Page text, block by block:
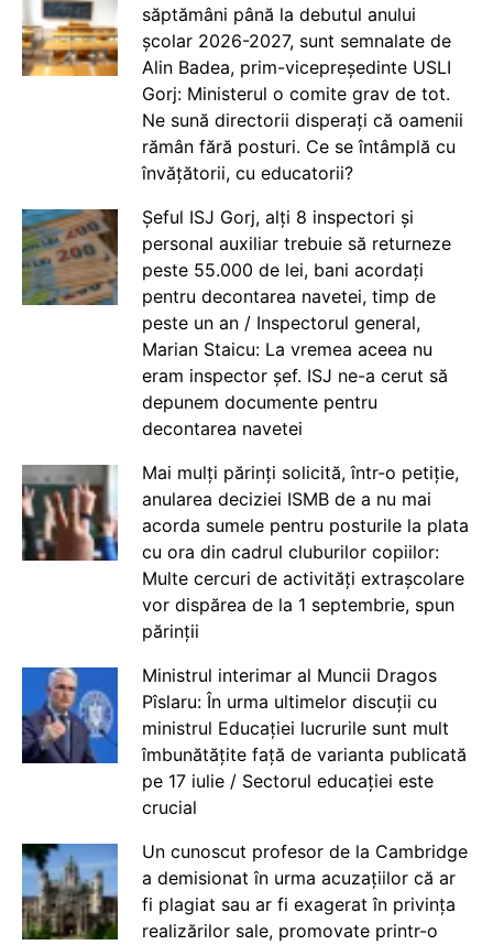
săptămâni până la debutul anului
școlar 2026-2027, sunt semnalate de
Alin Badea, prim-vicepreședinte USLI
Gorj: Ministerul o comite grav de tot.
Ne sună directorii disperați că oamenii
rămân fără posturi. Ce se întâmplă cu
învățătorii, cu educatorii?
Șeful ISJ Gorj, alți 8 inspectori și
personal auxiliar trebuie să returneze
peste 55.000 de lei, bani acordați
pentru decontarea navetei, timp de
peste un an / Inspectorul general,
Marian Staicu: La vremea aceea nu
eram inspector șef. ISJ ne-a cerut să
depunem documente pentru
decontarea navetei
Mai mulți părinți solicită, într-o petiție,
anularea deciziei ISMB de a nu mai
acorda sumele pentru posturile la plata
cu ora din cadrul cluburilor copiilor:
Multe cercuri de activități extrașcolare
vor dispărea de la 1 septembrie, spun
părinții
Ministrul interimar al Muncii Dragos
Pîslaru: În urma ultimelor discuții cu
ministrul Educației lucrurile sunt mult
îmbunătățite față de varianta publicată
pe 17 iulie / Sectorul educației este
crucial
Un cunoscut profesor de la Cambridge
a demisionat în urma acuzațiilor că ar
fi plagiat sau ar fi exagerat în privința
realizărilor sale, promovate printr-o